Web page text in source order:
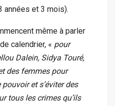
années et 3 mois).
même à parler
calendrier, « pour
Dalein, Sidya Touré,
des femmes pour
et s’éviter des
tous les crimes qu’ils